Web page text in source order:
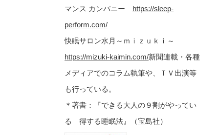
マンス カンパニー https://sleep-
perform.com/
快眠サロン水月～ｍｉｚｕｋｉ～
https://mizuki-kaimin.com/新聞連載・各種
メディアでのコラム執筆や、ＴＶ出演等
も行っている。
＊著書：『できる大人の９割がやってい
る 得する睡眠法』（宝島社）